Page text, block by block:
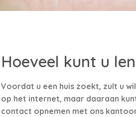
Hoeveel kunt u
Voordat u een huis zoekt, zult u
op het internet, maar daaraan
contact opnemen met ons